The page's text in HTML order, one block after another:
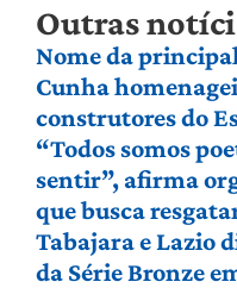
Outras
Nome da
Cunha
construtores do
“Todos somos
sentir”, afirma
que busca
Serra Gaúcha
Tabajara e Lazio
da Série Bronze